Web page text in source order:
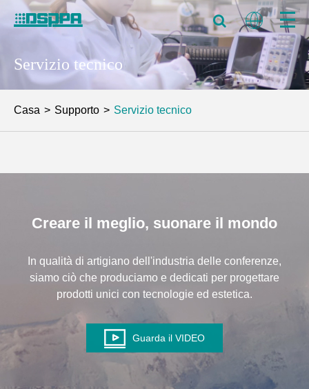
Servizio tecnico
Casa Supporto Servizio tecnico
Creare il meglio, suonare il mondo
In qualità di artigiano dell'industria delle conferenze,
siamo ciò che produciamo e dedicati per progettare
prodotti unici con tecnologie ed estetica.
Guarda il VIDEO